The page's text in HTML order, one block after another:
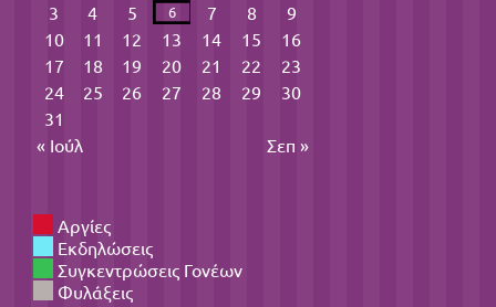
3
4 5 6 7 8
9
10
11 12 13 14 15
16
17
18 19 20 21 22
23
24
25 26 27 28 29
30
31
« Ιούλ
Σεπ »
Αργίες
Εκδηλώσεις
Συγκεντρώσεις Γονέων
Φυλάξεις